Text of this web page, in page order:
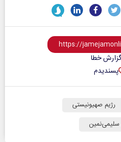
گزارش خطا
پسندیدم
رژیم صهیونیستی